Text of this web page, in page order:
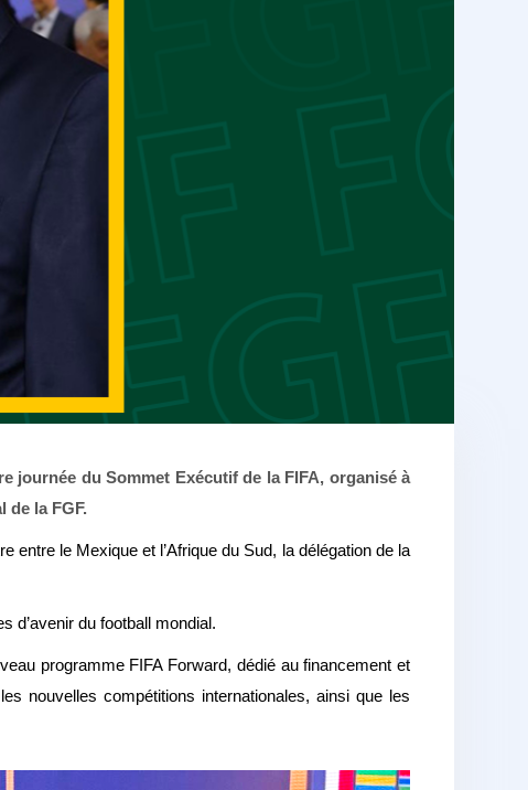
journée du Sommet Exécutif de la FIFA, organisé à
de la FGF.
entre le Mexique et l’Afrique du Sud, la délégation de la
d’avenir du football mondial.
programme FIFA Forward, dédié au financement et
nouvelles compétitions internationales, ainsi que les